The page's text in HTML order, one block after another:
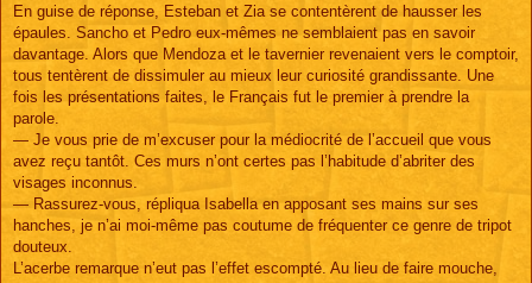
En guise de réponse, Esteban et Zia se contentèrent de hausser les
épaules. Sancho et Pedro eux-mêmes ne semblaient pas en savoir
davantage. Alors que Mendoza et le tavernier revenaient vers le comptoir,
tous tentèrent de dissimuler au mieux leur curiosité grandissante. Une
fois les présentations faites, le Français fut le premier à prendre la
parole.
— Je vous prie de m’excuser pour la médiocrité de l’accueil que vous
avez reçu tantôt. Ces murs n’ont certes pas l’habitude d’abriter des
visages inconnus.
— Rassurez-vous, répliqua Isabella en apposant ses mains sur ses
hanches, je n’ai moi-même pas coutume de fréquenter ce genre de tripot
douteux.
L’acerbe remarque n’eut pas l’effet escompté. Au lieu de faire mouche,